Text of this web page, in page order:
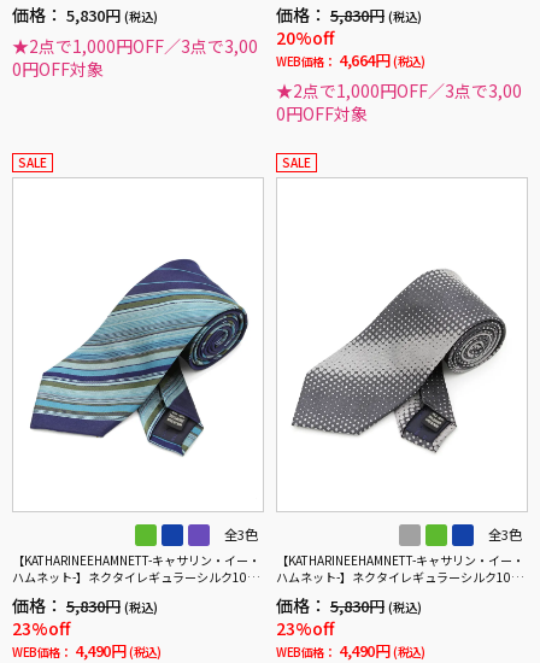
価格： 5,830円 (税込)
★2点で1,000円OFF／3点で3,00
0円OFF対象
価格： 5,830円 (税込)
20%off
WEB価格： 4,664円 (税込)
★2点で1,000円OFF／3点で3,00
0円OFF対象
SALE
全3色
【KATHARINEEHAMNETT-キャサリン・イー・
ハムネット-】ネクタイレギュラーシルク10
価格： 5,830円 (税込)
23%off
WEB価格： 4,490円 (税込)
SALE
全3色
【KATHARINEEHAMNETT-キャサリン・イー・
ハムネット-】ネクタイレギュラーシルク10
価格： 5,830円 (税込)
23%off
WEB価格： 4,490円 (税込)